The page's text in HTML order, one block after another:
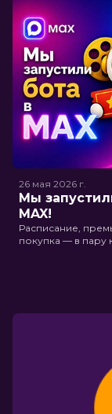
26 мая 2026 г.
Мы
MAX!
Расписание,
покупка — в пару